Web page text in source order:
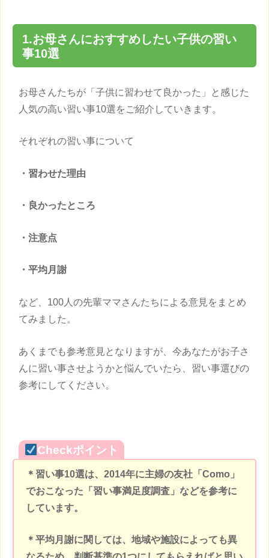
1.お母さんにおすすめしたい子供の習い
事10選
お母さんたちが「 子供に習わせて良かった」と感じた
人気の高い習い事10選をご紹介していきます。
それぞれの習い事について
・習わせた理由
・良かったところ
・注意点
・平均月謝
など、100人の先輩ママさんたちによる意見をまとめ
てみました。
あくまでも参考意見となりますが、今あなたがお子さ
んに習い事させようかと悩んでいたら、 習い事選びの
参考にしてください。
Checkポイント
＊ 習い事10選は、 2014年に主婦の友社「 Como 」
でおこなった「 習い事満足度調査」などを参考に
しています。
＊平均月謝に関しては、地域や施設によっても異